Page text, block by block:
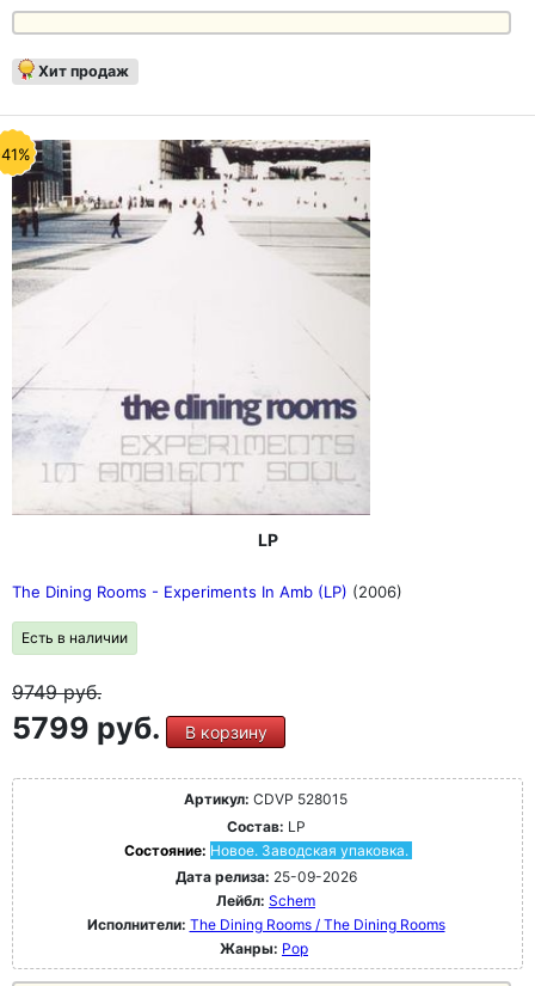
Хит продаж
LP
The Dining Rooms - Experiments In Amb (LP) (2006)
Есть в наличии
9749руб.
5799 руб. В корзину
Артикул: CDVP 528015
Состав: LP
Состояние: Новое. Заводская упаковка.
Дата релиза: 25-09-2026
Лейбл: Schem
Исполнители: The Dining Rooms / The Dining Rooms
Жанры: Pop